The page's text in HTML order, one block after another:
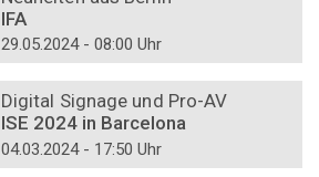
IFA
29.05.2024 - 08:00 Uhr
Digital Signage und Pro-AV
ISE 2024 in Barcelona
04.03.2024 - 17:50 Uhr